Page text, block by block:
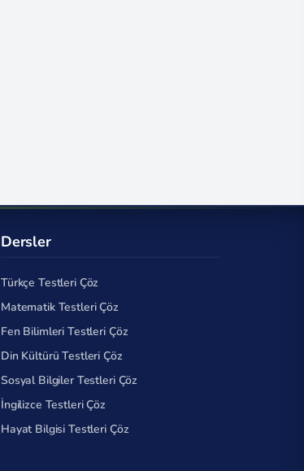
Dersler
Türkçe Testleri Çöz
Matematik Testleri Çöz
Fen Bilimleri Testleri Çöz
Din Kültürü Testleri Çöz
Sosyal Bilgiler Testleri Çöz
İngilizce Testleri Çöz
Hayat Bilgisi Testleri Çöz